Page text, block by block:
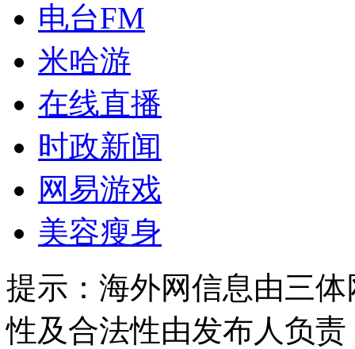
电台FM
米哈游
在线直播
时政新闻
网易游戏
美容瘦身
提示： 海外网信息由三
性及合法性由发布人负